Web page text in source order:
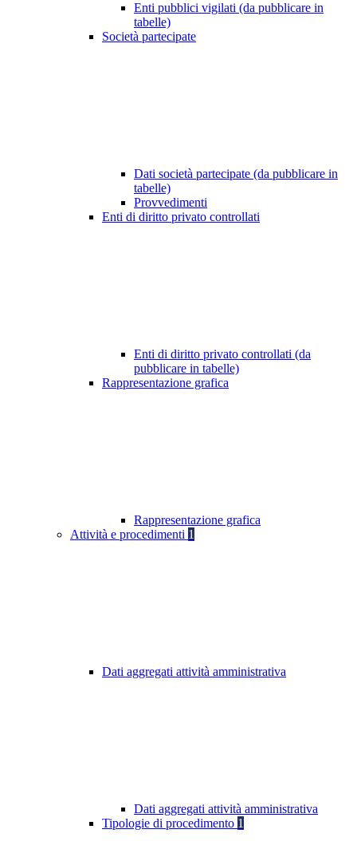
Enti pubblici vigilati (da pubblicare in
tabelle)
Società partecipate
Dati società partecipate (da pubblicare in
tabelle)
Provvedimenti
Enti di diritto privato controllati
Enti di diritto privato controllati (da
pubblicare in tabelle)
Rappresentazione grafica
Rappresentazione grafica
Attività e procedimenti 1
Dati aggregati attività amministrativa
Dati aggregati attività amministrativa
Tipologie di procedimento 1